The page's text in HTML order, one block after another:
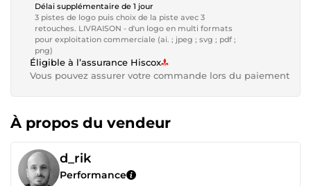
Délai supplémentaire de 1 jour
3 pistes de logo puis choix de la piste avec 3
retouches. LIVRAISON - d'un logo en multi formats
pour exploitation commerciale (ai. ; jpeg ; svg ; pdf ;
png)
Éligible à l’assurance Hiscox
Vous pouvez assurer votre commande lors du paiement
À propos du vendeur
d_rik
Performance